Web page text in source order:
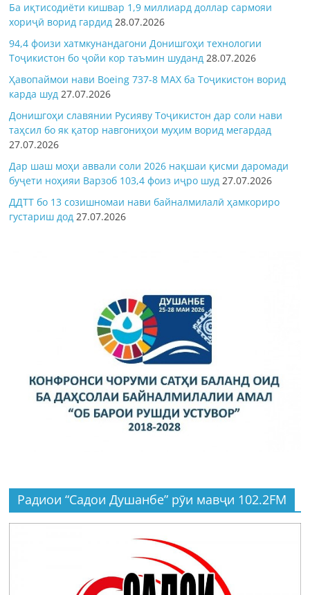
Ба иқтисодиёти кишвар 1,9 миллиард доллар сармояи
хориҷӣ ворид гардид 28.07.2026
94,4 фоизи хатмкунандагони Донишгоҳи технологии
Тоҷикистон бо ҷойи кор таъмин шуданд 28.07.2026
Ҳавопаймои нави Boeing 737-8 MAX ба Тоҷикистон ворид
карда шуд 27.07.2026
Донишгоҳи славянии Русияву Тоҷикистон дар соли нави
таҳсил бо як қатор навгониҳои муҳим ворид мегардад
27.07.2026
Дар шаш моҳи аввали соли 2026 нақшаи қисми даромади
буҷети ноҳияи Варзоб 103,4 фоиз иҷро шуд 27.07.2026
ДДТТ бо 13 созишномаи нави байналмилалӣ ҳамкориро
густариш дод 27.07.2026
Радиои “Садои Душанбе” рӯи мавҷи 102.2FM